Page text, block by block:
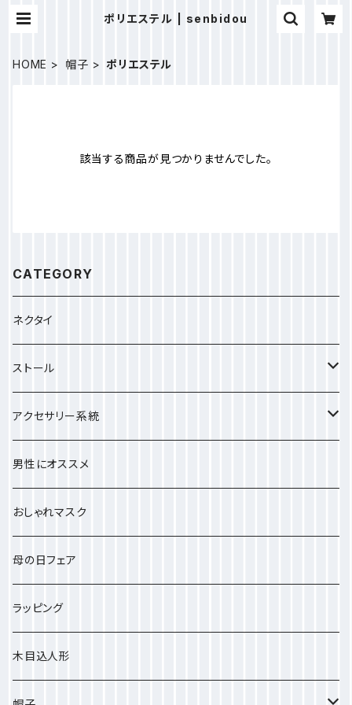
ポリエステル | senbidou
HOME 帽子 ポリエステル
該当する商品が見つかりませんでした。
CATEGORY
ネクタイ
ストール
小さめのストール
中ぐらいのストール
大きいストール
プチサイズ
アクセサリー系統
しゅしゅ
男性にオススメ
おしゃれマスク
母の日フェア
ラッピング
木目込人形